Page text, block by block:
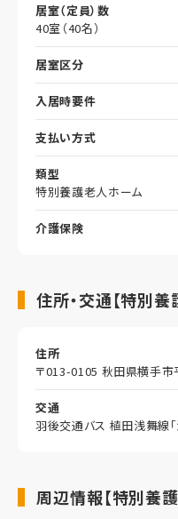
居室（定員）数
40室（40名）
居室区分
入居時要件
支払い方式
類型
特別養護老人ホーム
介護保険
住所・交通【特別
住所
〒013-0105 秋田県横手
交通
羽後交通バス 植田浅舞線
周辺情報【特別養